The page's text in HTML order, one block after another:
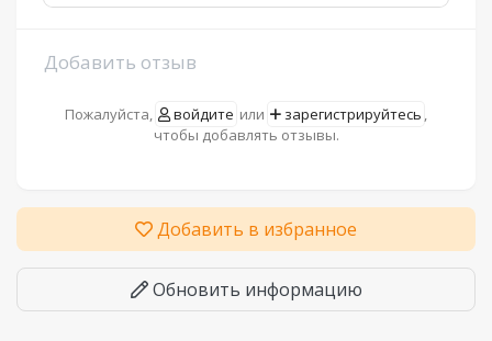
Добавить отзыв
Пожалуйста, войдите или зарегистрируйтесь ,
чтобы добавлять отзывы.
Добавить в избранное
Обновить информацию